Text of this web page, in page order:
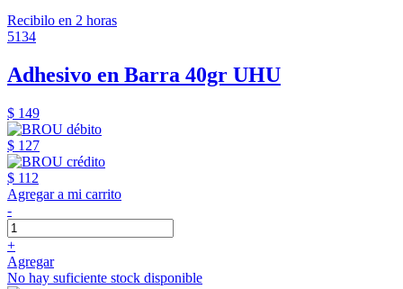
Recibilo en 2 horas
5134
Adhesivo en Barra 40gr UHU
$ 149
$ 127
$ 112
Agregar a mi carrito
-
+
Agregar
No hay suficiente stock disponible